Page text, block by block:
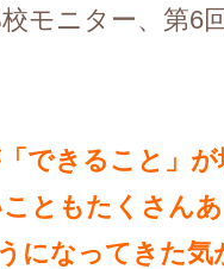
モニター、第6
できること」が
ともたくさんあ
になってきた気